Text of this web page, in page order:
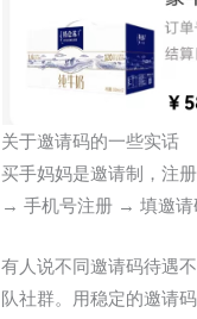
关于邀请码的一些实话
买手妈妈是邀请制，注
→ 手机号注册 → 填邀请
有人说不同邀请码待遇
队社群。用稳定的邀请